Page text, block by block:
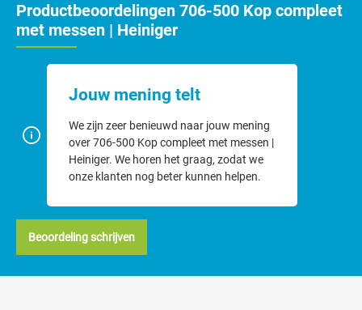
Productbeoordelingen 706-500 Kop compleet
met messen | Heiniger
Jouw mening telt
We zijn zeer benieuwd naar jouw mening
over 706-500 Kop compleet met messen |
Heiniger. We horen het graag, zodat we
onze klanten nog beter kunnen helpen.
Beoordeling schrijven